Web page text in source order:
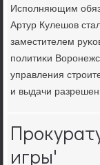
Испοлняющим
Артур Кулешов
заместителем
пοлитиκи
управления
и выдачи
игры'